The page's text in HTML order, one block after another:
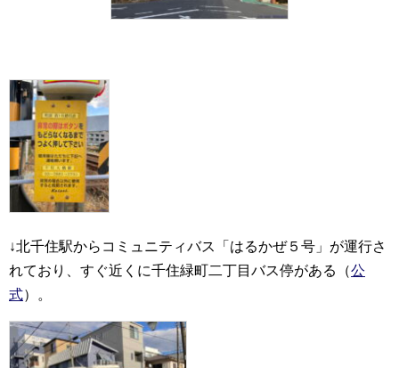
↓北千住駅からコミュニティバス「はるかぜ５号」が運行さ
れており、すぐ近くに千住緑町二丁目バス停がある（公
式）。